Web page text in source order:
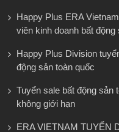
Happy Plus ERA
viên kinh doanh bất động
Happy Plus Division
động sản toàn quốc
Tuyển sale bất động sản
không giới hạn
ERA VIETNAM TUYỂN